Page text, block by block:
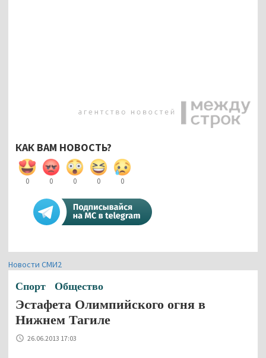
КАК ВАМ НОВОСТЬ?
0 0 0 0 0
Новости СМИ2
Спорт Общество
Эстафета Олимпийского огня в
Нижнем Тагиле
26.06.2013 17:03